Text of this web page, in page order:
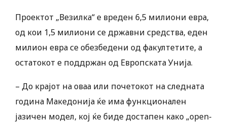
Проектот „Везилка“ е вреден 6,5 милиони евра,
од кои 1,5 милиони се државни средства, еден
милион евра се обезбедени од факултетите, а
остатокот е поддржан од Европската Унија.
– До крајот на оваа или почетокот на следната
година Македонија ќе има функционален
јазичен модел, кој ќе биде достапен како „open-